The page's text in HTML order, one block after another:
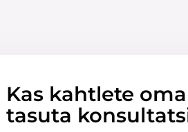
Kas kahtlete
tasuta